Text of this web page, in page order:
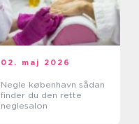
02. maj 2026
Negle københavn sådan
finder du den rette
neglesalon